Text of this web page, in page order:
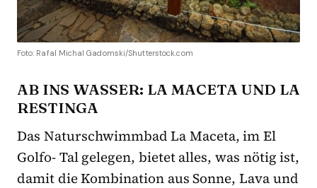
Foto: Rafal Michal Gadomski/Shutterstock.com
AB INS WASSER: LA MACETA UND LA
RESTINGA
Das Naturschwimmbad La Maceta, im El
Golfo- Tal gelegen, bietet alles, was nötig ist,
damit die Kombination aus Sonne, Lava und